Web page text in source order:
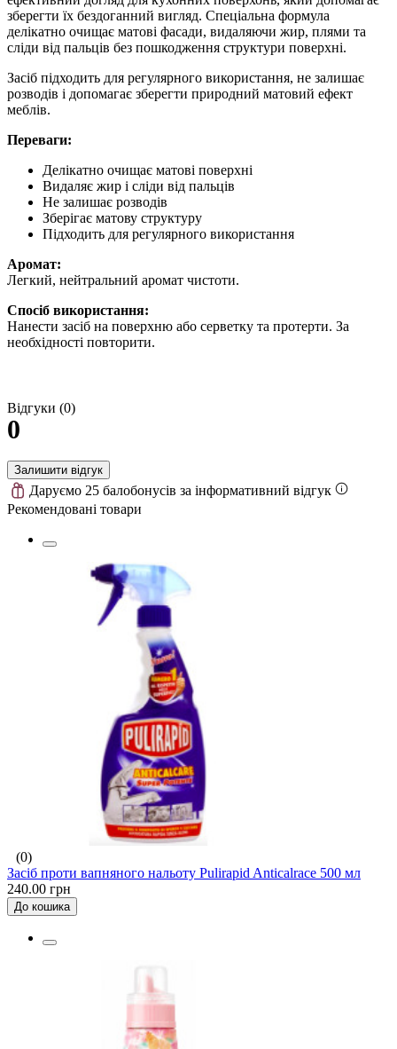
зберегти їх бездоганний вигляд. Спеціальна формула
делікатно очищає матові фасади, видаляючи жир, плями та
сліди від пальців без пошкодження структури поверхні.
Засіб підходить для регулярного використання, не залишає
розводів і допомагає зберегти природний матовий ефект
меблів.
Переваги:
Делікатно очищає матові поверхні
Видаляє жир і сліди від пальців
Не залишає розводів
Зберігає матову структуру
Підходить для регулярного використання
Аромат:
Легкий, нейтральний аромат чистоти.
Спосіб використання:
Нанести засіб на поверхню або серветку та протерти. За
необхідності повторити.
Відгуки (0)
0
Залишити відгук
Даруємо 25 балобонусів за інформативний відгук
Рекомендовані товари
(0)
Засіб проти вапняного нальоту Pulirapid Anticalrace 500 мл
240.00 грн
До кошика